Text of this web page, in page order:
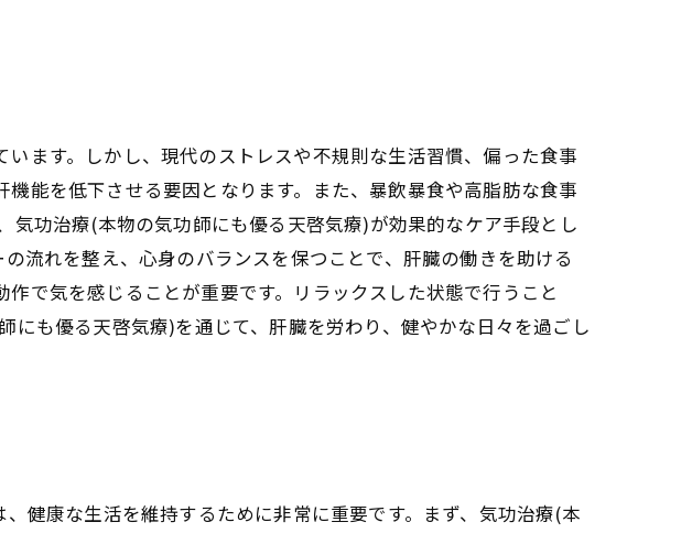
ます。しかし、現代のストレスや不規則な生活習慣、偏った食事
能を低下させる要因となります。また、暴飲暴食や高脂肪な食事
功治療(本物の気功師にも優る天啓気療)が効果的なケア手段とし
流れを整え、心身のバランスを保つことで、肝臓の働きを助ける
で気を感じることが重要です。リラックスした状態で行うこと
も優る天啓気療)を通じて、肝臓を労わり、健やかな日々を過ごし
健康な生活を維持するために非常に重要です。まず、気功治療(本